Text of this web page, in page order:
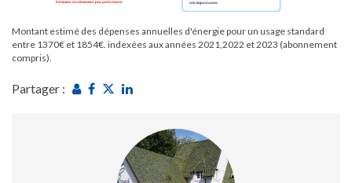
Montant estimé des dépenses annuelles d'énergie pour un usage standard
entre 1370€ et 1854€. indexées aux années 2021,2022 et 2023 (abonnement
compris).
Partager :